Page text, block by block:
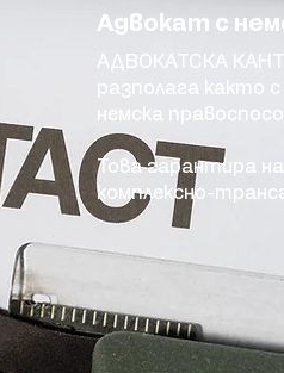
Адвокат с
АДВОКАТСКА
разполага както
немска
Това гарантира
комплексно-